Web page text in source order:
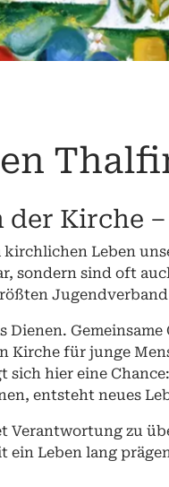
Kirche
Leben
sondern sind oft
Jugendverband
Dienen.
Kirche für junge
hier eine
entsteht neues
Verantwortung zu
ein Leben lang